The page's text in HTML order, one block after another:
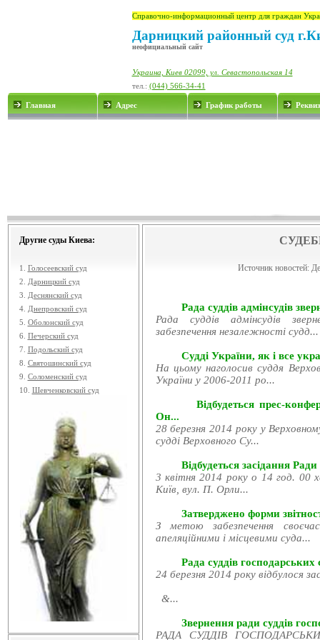
Справочно-информационный центр для граждан
Дарницкий районный суд
неофициальный сайт
Украина, Киев 02099, ул. Севастопольская 14
тел.: (044) 566-34-41
Главная Адрес График работы
Другие суды Киева:
1. Голосеевский суд
2.
Дарницкий суд
3.
Деснянский суд
4. Днепровский суд
5. Оболонский суд
6. Печерский суд
7. Подольский суд
8. Святошинский суд
9. Соломенский суд
10. Шевченковский суд
Источник новостей:
Рада суддів адмінсудів
Рада суддів адмінсудів
забезпечення незалежності судд...
Судді України, як і все
На цьому наголосив суддя
України у 2006-2011 ро...
Відбудеться прес-
Он...
28 березня 2014 року у
судді Верховного Су...
Відбудеться засідання
3 квітня 2014 року о 14 год. 00
Київ, вул. П. Орли...
Затверджено форми
З метою забезпечення
апеляційними і місцевими суда...
Рада суддів господарських
24 березня 2014 року відбулося
&...
Звернення ради суддів
РАДА СУДДІВ